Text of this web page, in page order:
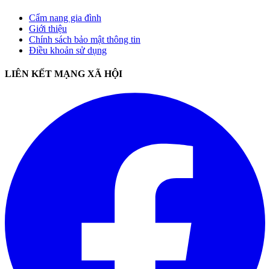
Cẩm nang gia đình
Giới thiệu
Chính sách bảo mật thông tin
Điều khoản sử dụng
LIÊN KẾT MẠNG XÃ HỘI